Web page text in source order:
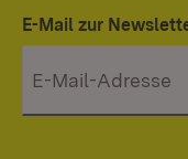
E-Mail zur